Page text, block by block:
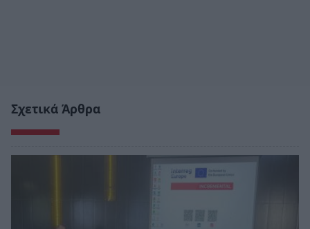
Σχετικά Άρθρα